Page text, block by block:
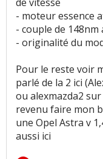
Qualité son/
pas
Modularité:1
Habitabilité:3
Position de
Rétrovision:3
- moteur essence
- couple de
- originalité du
Pour le reste voir
parlé de la 2 ici
ou alexmazda2
revenu faire mon
une Opel Astra v
aussi ici